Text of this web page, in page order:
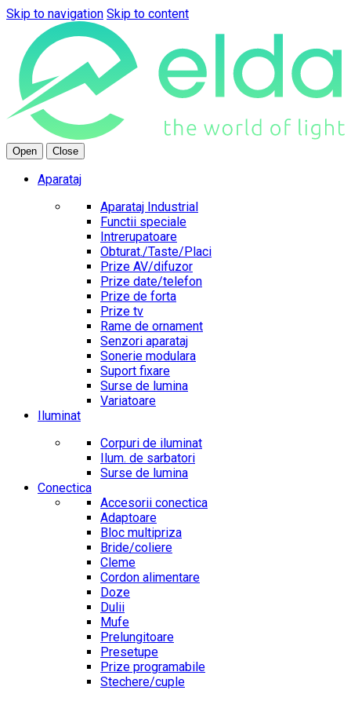
Skip to navigation Skip to content
Open Close
Aparataj
Aparataj Industrial
Functii speciale
Intrerupatoare
Obturat./Taste/Placi
Prize AV/difuzor
Prize date/telefon
Prize de forta
Prize tv
Rame de ornament
Senzori aparataj
Sonerie modulara
Suport fixare
Surse de lumina
Variatoare
Iluminat
Corpuri de iluminat
Ilum. de sarbatori
Surse de lumina
Conectica
Accesorii conectica
Adaptoare
Bloc multipriza
Bride/coliere
Cleme
Cordon alimentare
Doze
Dulii
Mufe
Prelungitoare
Presetupe
Prize programabile
Stechere/cuple